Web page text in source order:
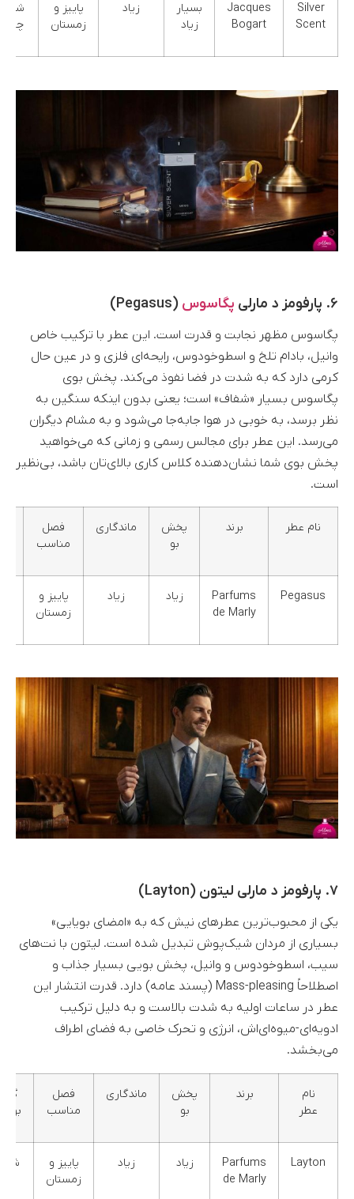
Silver
Scent
Jacques
Bogart
بسیار
زیاد
زیاد
پاییز و
زمستان
۶. پارفومز د مارلی پگاسوس (Pegasus)
پگاسوس مظهر نجابت و قدرت است. این عطر با ترکیب خاص
وانیل، بادام تلخ و اسطوخودوس، رایحه‌ای فلزی و در عین حال
کرمی دارد که به شدت در فضا نفوذ می‌کند. پخش بوی
پگاسوس بسیار «شفاف» است؛ یعنی بدون اینکه سنگین به
نظر برسد، به خوبی در هوا جابه‌جا می‌شود و به مشام دیگران
می‌رسد. این عطر برای مجالس رسمی و زمانی که می‌خواهید
پخش بوی شما نشان‌دهنده کلاس کاری بالای‌تان باشد، بی‌نظیر
است.
نام عطر برند
پخش
بو
ماندگاری
فصل
مناسب
Pegasus
Parfums
de Marly
زیاد زیاد
پاییز و
زمستان
۷. پارفومز د مارلی لیتون (Layton)
یکی از محبوب‌ترین عطرهای نیش که به «امضای بویایی»
بسیاری از مردان شیک‌پوش تبدیل شده است. لیتون با نت‌های
سیب، اسطوخودوس و وانیل، پخش بویی بسیار جذاب و
اصطلاحاً Mass-pleasing (پسند عامه) دارد. قدرت انتشار این
عطر در ساعات اولیه به شدت بالاست و به دلیل ترکیب
ادویه‌ای-میوه‌ای‌اش، انرژی و تحرک خاصی به فضای اطراف
می‌بخشد.
نام
عطر
برند
پخش
بو
ماندگاری
فصل
مناسب
Layton
Parfums
de Marly
زیاد زیاد
پاییز و
زمستان